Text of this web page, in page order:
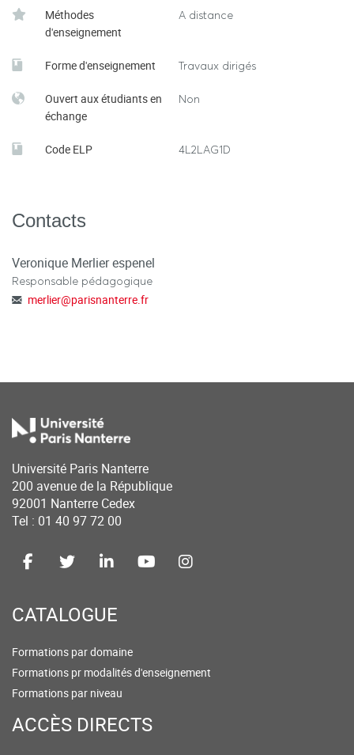
Méthodes
d'enseignement
A distance
Forme d'enseignement Travaux dirigés
Ouvert aux étudiants en
échange
Non
Code ELP 4L2LAG1D
Contacts
Veronique Merlier espenel
Responsable pédagogique
merlier@parisnanterre.fr
Université Paris Nanterre
200 avenue de la République
92001 Nanterre Cedex
Tel : 01 40 97 72 00
CATALOGUE
Formations par domaine
Formations pr modalités d'enseignement
Formations par niveau
ACCÈS DIRECTS